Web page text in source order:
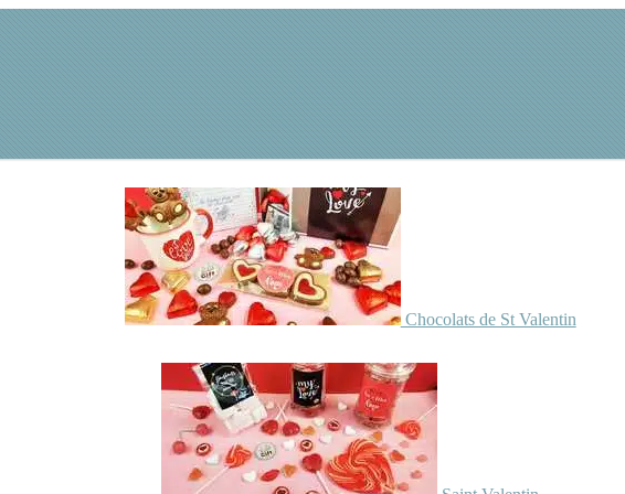
Chocolats de St Valentin